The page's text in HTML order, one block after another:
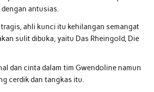
antusias.
ahli kunci itu kehilangan semangat
sulit dibuka, yaitu Das Rheingold, Die
dan cinta dalam tim Gwendoline namun
cerdik dan tangkas itu.